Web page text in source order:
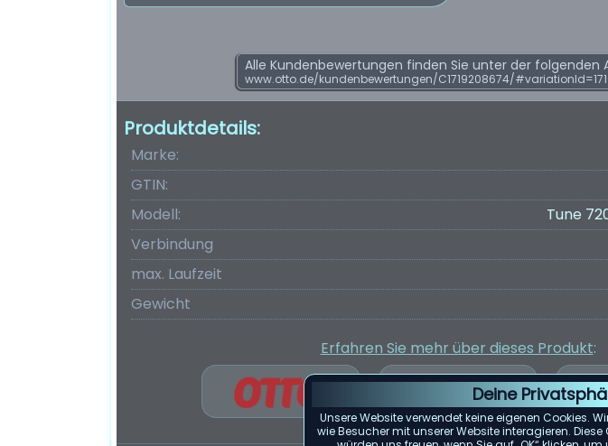
Deine
Unsere Website verwendet keine eigenen Cookies.
wie Besucher mit unserer Website interagieren.
Alle Kundenbewertungen finden Sie unter der folgenden
www.otto.de/kundenbewertungen/C1719208674/
Produktdetails:
Marke:
GTIN:
Modell:
Tune
Verbindung
max. Laufzeit
Gewicht
Erfahren Sie mehr über dieses Produkt: